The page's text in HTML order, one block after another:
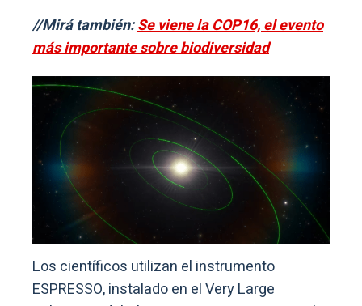
//Mirá también:Se viene la COP16, el evento
más importante sobre biodiversidad
Los científicos utilizan el instrumento
ESPRESSO, instalado en el Very Large